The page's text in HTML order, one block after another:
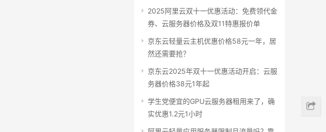
2025阿里云双十一优惠活动：免费领代金
券、云服务器价格及双11特惠报价单
京东云轻量云主机优惠价格58元一年，居
然还需要抢？
京东云2025年双十一优惠活动开启：云服
务器价格38元1年起
学生党便宜的GPU云服务器租用来了，确
实优惠1.2元1小时